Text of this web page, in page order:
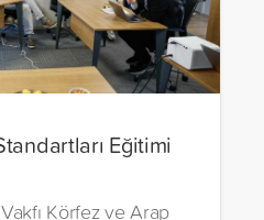
Eğitimi
Körfez ve Arap